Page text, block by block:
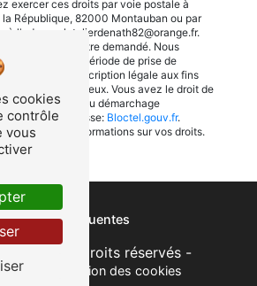
exercer ces droits par voie postale à
la République, 82000 Montauban ou par
à l'adresse latelierdenath82@orange.fr.
pourra vous être demandé. Nous
pendant la période de prise de
la durée de prescription légale aux fins
des contentieux. Vous avez le droit de
d'opposition au démarchage
à cette adresse: Bloctel.gouv.fr.
pour plus d’informations sur vos droits.
fréquentes
- Tous droits réservés -
Gestion des cookies
cookies
contrôle
vous